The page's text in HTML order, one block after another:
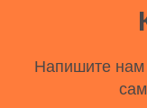
Напишите нам